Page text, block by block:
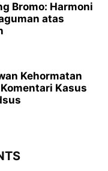
Bromo: Harmoni
atas
Kehormatan
Komentari Kasus